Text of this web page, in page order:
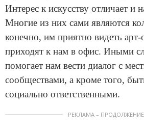
Интерес к искусству отличает и
Многие из них сами являются
конечно, им приятно видеть
приходят к нам в офис. Иными
помогает нам вести диалог с
сообществами, а кроме того,
социально ответственными.
РЕКЛАМА –